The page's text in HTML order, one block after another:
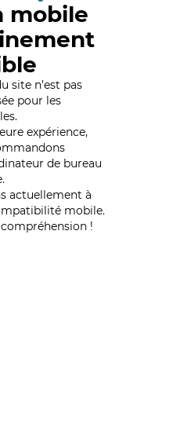
mobile
site n’est pas
pour les
expérience,
de bureau
actuellement à
mobile.
!